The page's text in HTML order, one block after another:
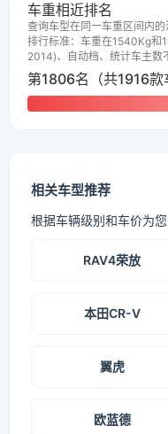
车重相近排名
查询车型在同一车重区间内
排行标准：车重在1540Kg和
2014)、自动档、统计车主数
第1806名（共1916款
相关车型推荐
根据车辆级别和车价为
RAV4荣放
本田CR-V
翼虎
欧蓝德